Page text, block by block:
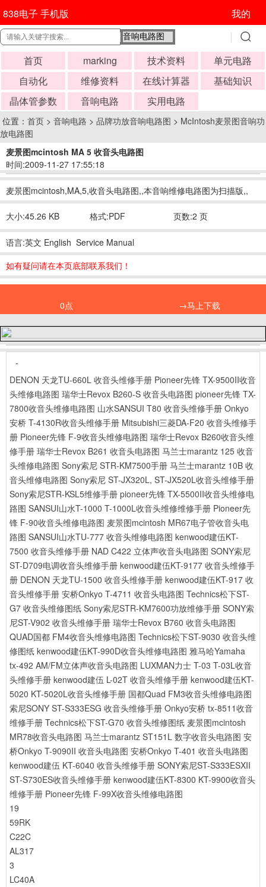
838电子 手机版 我的
首页 marking 技术资料
单元电路
自动化
维修资料 在线计算器
基础知识
晶体管参数
音响电路 实用电路
位置： 首页 > 音响电路 > 品牌功放音响电路图 > McIntosh麦景图音响功
放电路图
麦景图mcintosh MA 5 收音头电路图
时间:2009-11-27 17:55:18
麦景图mcintosh,MA,5,收音头电路图,,本音响维修电路图为扫描版,,
大小:45.26 KB 格式:PDF 页数:2 页
语言:英文 English Service Manual
如有疑问请在本页底部联系我们！
0点 →马上下载
-
DENON 天龙TU-660L 收音头维修手册 Pioneer先锋 TX-9500II收音
头维修电路图 瑞华士Revox B260-S 收音头电路图 pioneer先锋 TX-
7800收音头维修电路图 山水SANSUI T80 收音头维修手册 Onkyo
安桥 T-4130R收音头维修手册 Mitsubishi三菱DA-F20 收音头维修手
册 Pioneer先锋 F-9收音头维修电路图 瑞华士Revox B260收音头维
修手册 瑞华士Revox B261 收音头电路图 马兰士marantz 125 收音
头维修电路图 Sony索尼 STR-KM7500手册 马兰士marantz 10B 收
音头维修电路图 Sony索尼 ST-JX320L, ST-JX520L收音头维修手册
Sony索尼STR-KSL5维修手册 pioneer先锋 TX-5500II收音头维修电
路图 SANSUI山水T-1000 T-1000L收音头维修维修手册 Pioneer先
锋 F-90收音头维修电路图 麦景图mcintosh MR67电子管收音头电
路图 SANSUI山水TU-777 收音头维修电路图 kenwood建伍KT-
7500 收音头维修手册 NAD C422 立体声收音头电路图 SONY索尼
ST-D709电调收音头维修手册 kenwood建伍KT-9177 收音头维修手
册 DENON 天龙TU-1500 收音头维修手册 kenwood建伍KT-917 收
音头维修手册 安桥Onkyo T-4711 收音头电路图 Technics松下ST-
G7 收音头维修图纸 Sony索尼STR-KM7600功放维修手册 SONY索
尼ST-V902 收音头维修手册 瑞华士Revox B760 收音头电路图
QUAD国都 FM4收音头维修电路图 Technics松下ST-9030 收音头维
修图纸 kenwood建伍KT-990D收音头维修电路图 雅马哈Yamaha
tx-492 AM/FM立体声收音头电路图 LUXMAN力士 T-03 T-03L收音
头维修手册 kenwood建伍 L-02T 收音头维修手册 kenwood建伍KT-
5020 KT-5020L收音头维修手册 国都Quad FM3收音头维修电路图
索尼SONY ST-S333ESG 收音头维修手册 Onkyo安桥 tx-8511收音
维修手册 Technics松下ST-G70 收音头维修图纸 麦景图mcintosh
MR78收音头电路图 马兰士marantz ST151L 数字收音头电路图 安
桥Onkyo T-9090II 收音头电路图 安桥Onkyo T-401 收音头电路图
kenwood建伍 KT-6040 收音头维修手册 SONY索尼ST-S333ESXII
ST-S730ES收音头维修手册 kenwood建伍KT-8300 KT-9900收音头
维修手册 Pioneer先锋 F-99X收音头维修电路图
19
59RK
C22C
AL317
3
LC40A